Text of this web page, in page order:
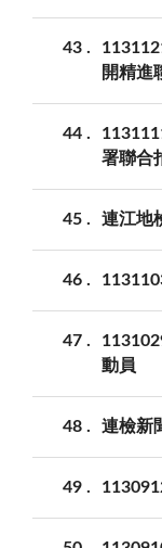
43
開精進
44
署聯合
45 連江地
46
47
動員
48 連檢新
49